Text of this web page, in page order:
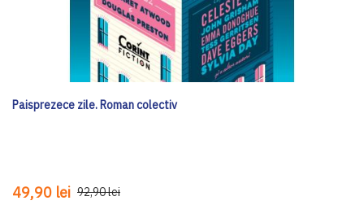
Paisprezece zile. Roman colectiv
49,90 lei 92,90 lei